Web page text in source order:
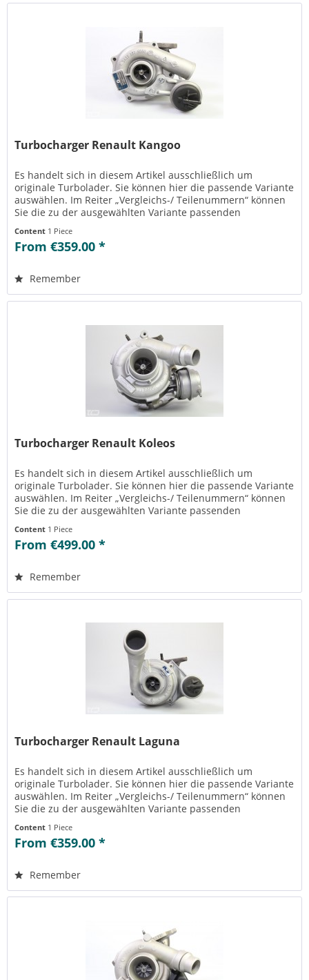
Turbocharger Renault Kangoo
Es handelt sich in diesem Artikel ausschließlich um
originale Turbolader. Sie können hier die passende Variante
auswählen. Im Reiter „Vergleichs-/ Teilenummern“ können
Sie die zu der ausgewählten Variante passenden
Content 1 Piece
From €359.00 *
Remember
Turbocharger Renault Koleos
Es handelt sich in diesem Artikel ausschließlich um
originale Turbolader. Sie können hier die passende Variante
auswählen. Im Reiter „Vergleichs-/ Teilenummern“ können
Sie die zu der ausgewählten Variante passenden
Content 1 Piece
From €499.00 *
Remember
Turbocharger Renault Laguna
Es handelt sich in diesem Artikel ausschließlich um
originale Turbolader. Sie können hier die passende Variante
auswählen. Im Reiter „Vergleichs-/ Teilenummern“ können
Sie die zu der ausgewählten Variante passenden
Content 1 Piece
From €359.00 *
Remember